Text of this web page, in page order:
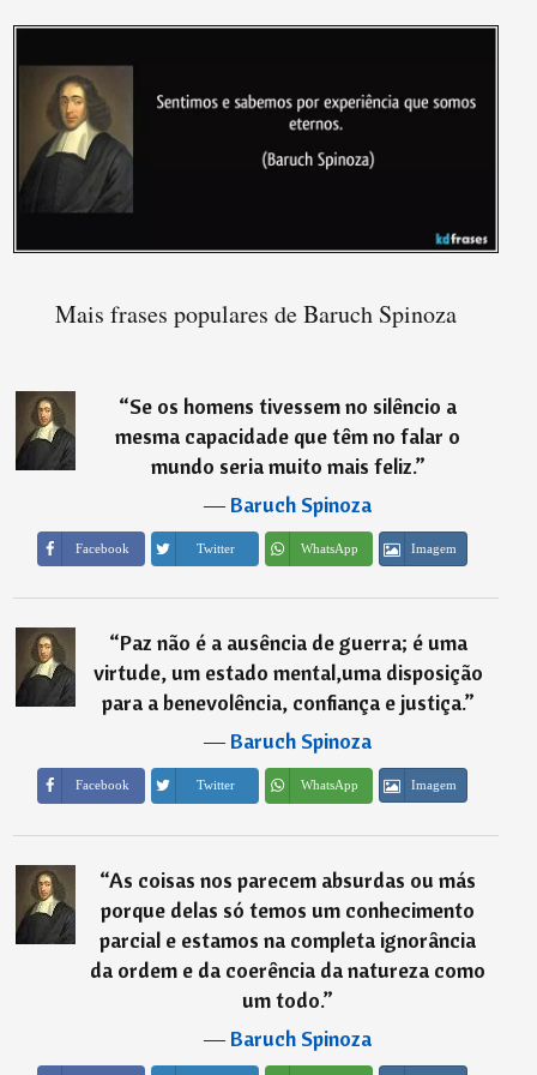
Mais frases populares de Baruch Spinoza
“Se os homens tivessem no silêncio a
mesma capacidade que têm no falar o
mundo seria muito mais feliz.”
―Baruch Spinoza
Facebook Twitter WhatsApp Imagem
“Paz não é a ausência de guerra; é uma
virtude, um estado mental,uma disposição
para a benevolência, confiança e justiça.”
―Baruch Spinoza
Facebook Twitter WhatsApp Imagem
“As coisas nos parecem absurdas ou más
porque delas só temos um conhecimento
parcial e estamos na completa ignorância
da ordem e da coerência da natureza como
um todo.”
―Baruch Spinoza